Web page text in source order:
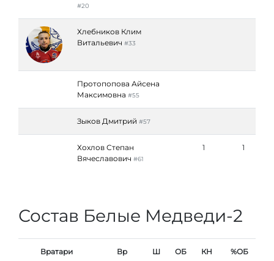
#20
Хлебников Клим
Витальевич #33
Протопопова Айсена
Максимовна #55
Зыков Дмитрий #57
Хохлов Степан
Вячеславович #61
1 1
Состав Белые Медведи-2
Вратари Вр Ш ОБ КН %ОБ